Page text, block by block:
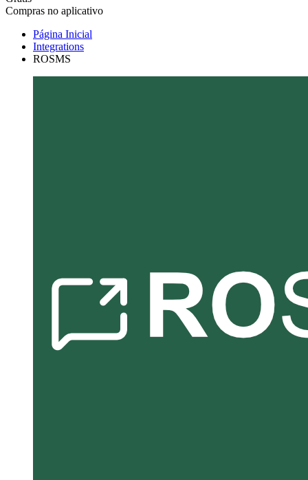
Compras no aplicativo
Página Inicial
Integrations
ROSMS